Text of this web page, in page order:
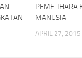
PEMELIHARA
MANUSIA
APRIL 27, 2015